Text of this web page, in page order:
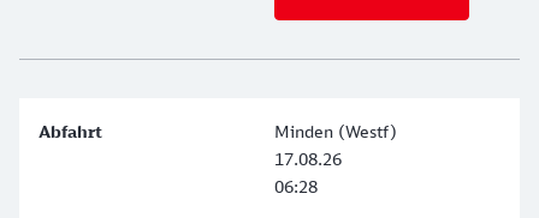
Minden (Westf)
17.08.26
06:28